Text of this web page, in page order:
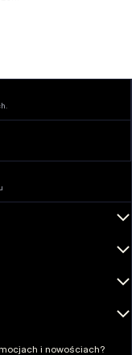
i nowościach?